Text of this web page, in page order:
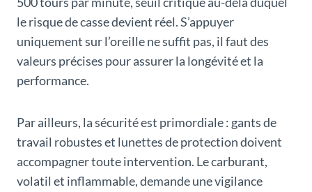
le risque de casse devient réel. S’appuyer
uniquement sur l’oreille ne suffit pas, il faut des
valeurs précises pour assurer la longévité et la
performance.
Par ailleurs, la sécurité est primordiale : gants de
travail robustes et lunettes de protection doivent
accompagner toute intervention. Le carburant,
volatil et inflammable, demande une vigilance